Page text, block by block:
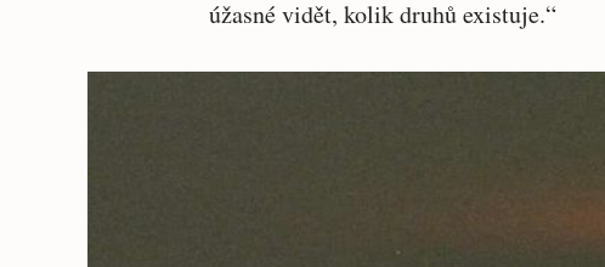
úžasné vidět, kolik druhů existuje.“